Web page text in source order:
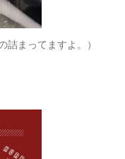
詰まってますよ。）